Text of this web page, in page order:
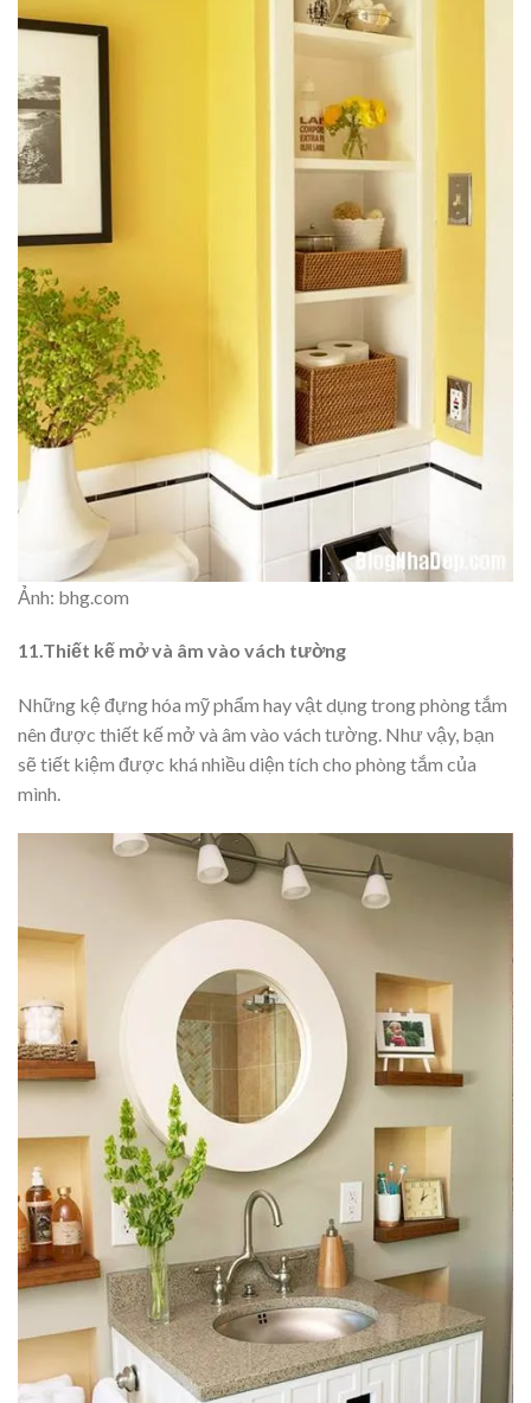
Ảnh: bhg.com
11.Thiết kế mở và âm vào vách tường
Những kệ đựng hóa mỹ phẩm hay vật dụng trong phòng tắm
nên được thiết kế mở và âm vào vách tường. Như vậy, bạn
sẽ tiết kiệm được khá nhiều diện tích cho phòng tắm của
mình.